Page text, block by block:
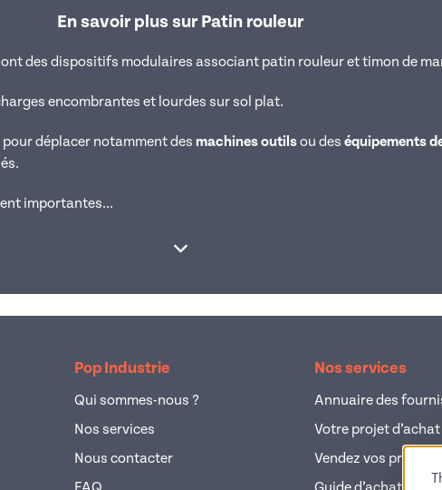
En savoir plus sur Patin rouleur
des dispositifs modulaires associant patin rouleur et timon de
encombrantes et lourdes sur sol plat.
déplacer notamment des machines outilsou des équipements
importantes...
Afficher la suite
Pop Industrie
Qui sommes-nous ?
Nos services
Nous contacter
Nos services
Annuaire des
Votre projet d’achat
Vendez vos produits